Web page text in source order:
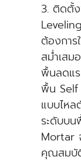
3. ติดตั้
ต้องการ
สม่ำเสม
พื้นลดแ
พื้น Self
แบบไห
ระดับบ
Mortar
คุณสมบั